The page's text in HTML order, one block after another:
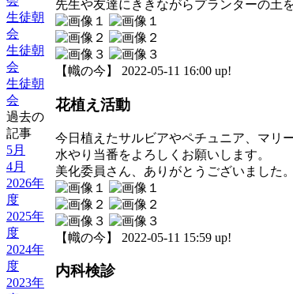
生徒朝
会
生徒朝
会
生徒朝
会
過去の
記事
5月
4月
2026年
度
2025年
度
2024年
度
2023年
先生や友達にききながらプランターの土
【幟の今】 2022-05-11 16:00 up!
花植え活動
今日植えたサルビアやペチュニア、マリ
水やり当番をよろしくお願いします。
美化委員さん、ありがとうございました。
【幟の今】 2022-05-11 15:59 up!
内科検診